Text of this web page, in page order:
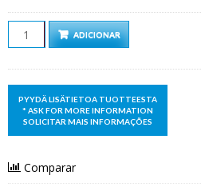
QuantidadeADICIONAR
Comparar